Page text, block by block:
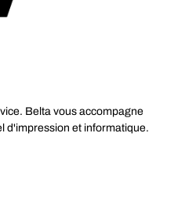
Belta vous accompagne
d'impression et informatique.